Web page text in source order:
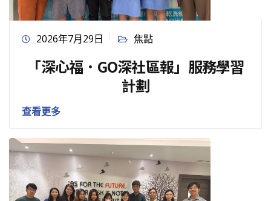
2026年7月29日 焦點
「深心福．GO深社區報」服務學習
計劃
查看更多